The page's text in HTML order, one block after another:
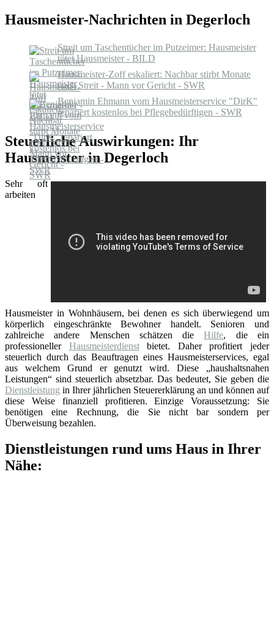
Hausmeister-Nachrichten in Degerloch
Streit um Taschentücher im Putzeimer: Hausmeister
tötet Hausmeister - BILD
Hausmeister-Zoff eskaliert: Nachbar stirbt Monate
nach Streit - Mann vor Gericht - SWR
Benjamin Ehmann vom Hausmeisterservice "DirK"
repariert kostenlos bei Pflegebedürftigen - SWR
Steuerliche Auswirkungen: Ihr
Hausmeister in Degerloch
Sehr oft
arbeiten
Hausmeister in Wohnhäusern, bei denen es sich überwiegend um
körperlich eingeschränkte Bewohner handelt. Senioren und
zahlreiche andere Menschen schätzen dieHilfe, die ein
professioneller Hausmeisterdienstbietet. Daher profitiert jeder
steuerlich durch das Beauftragen eines Hausmeisterservices, egal
aus welchem Grund er genutzt wird. Diese „haushaltsnahen
Leistungen“ sind steuerlich absetzbar. Das bedeutet, Sie geben die
Dienstleistung in Ihrer jährlichen Steuererklärung an und können auf
diese Weise finanziell profitieren. Einzige Voraussetzung: Sie
benötigen eine Rechnung, die Sie nicht bar sondern per
Überweisung bezahlen.
Dienstleistungen rund ums Haus in Ihrer
Nähe: